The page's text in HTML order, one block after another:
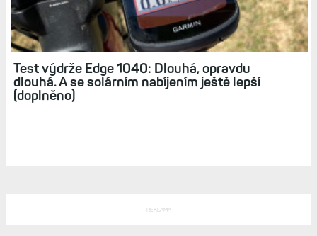
Test výdrže Edge 1040: Dlouhá, opravdu
dlouhá. A se solárním nabíjením ještě lepší
(doplněno)
REKLAMA